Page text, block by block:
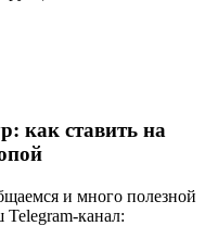
как ставить на
и много полезной
канал: